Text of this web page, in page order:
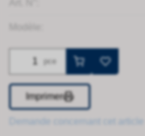
pce
Imprimer
Demande concernant cet article ›